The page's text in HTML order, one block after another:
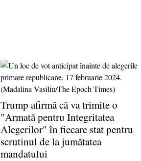
Trump afirmă că va trimite o
"Armată pentru Integritatea
Alegerilor" în fiecare stat pentru
scrutinul de la jumătatea
mandatului